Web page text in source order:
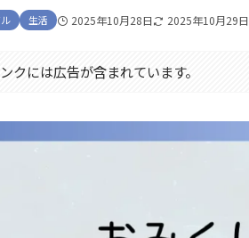
生活 2025年10月28日 2025年10月29日
クには広告が含まれています。